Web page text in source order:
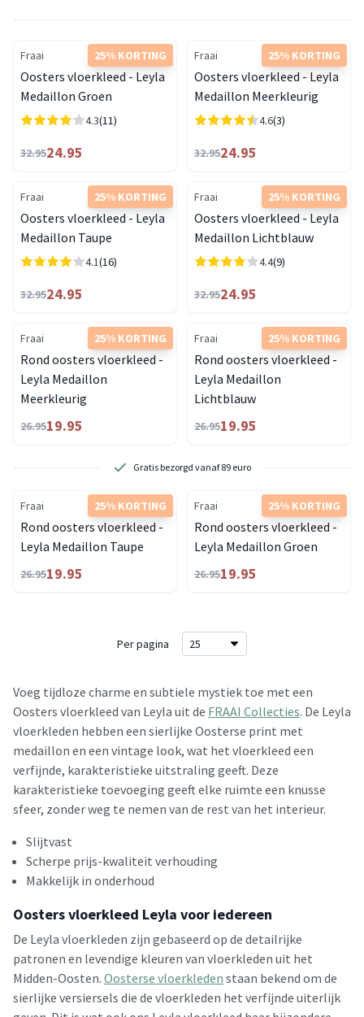
25% KORTING
Fraai
Oosters vloerkleed - Leyla
Medaillon Groen
4.3(11)
32.9524.95
25% KORTING
Fraai
Oosters vloerkleed - Leyla
Medaillon Meerkleurig
4.6(3)
32.9524.95
25% KORTING
Fraai
Oosters vloerkleed - Leyla
Medaillon Taupe
4.1(16)
32.9524.95
25% KORTING
Fraai
Oosters vloerkleed - Leyla
Medaillon Lichtblauw
4.4(9)
32.9524.95
25% KORTING
Fraai
Rond oosters vloerkleed -
Leyla Medaillon
Meerkleurig
26.9519.95
25% KORTING
Fraai
Rond oosters vloerkleed -
Leyla Medaillon
Lichtblauw
26.9519.95
Gratis bezorgd vanaf 89 euro
25% KORTING
Fraai
Rond oosters vloerkleed -
Leyla Medaillon Taupe
26.9519.95
25% KORTING
Fraai
Rond oosters vloerkleed -
Leyla Medaillon Groen
26.9519.95
Per pagina
Voeg tijdloze charme en subtiele mystiek toe met een
Oosters vloerkleed van Leyla uit de FRAAI Collecties. De Leyla
vloerkleden hebben een sierlijke Oosterse print met
medaillon en een vintage look, wat het vloerkleed een
verfijnde, karakteristieke uitstraling geeft. Deze
karakteristieke toevoeging geeft elke ruimte een knusse
sfeer, zonder weg te nemen van de rest van het interieur.
Slijtvast
Scherpe prijs-kwaliteit verhouding
Makkelijk in onderhoud
Oosters vloerkleed Leyla voor iedereen
De Leyla vloerkleden zijn gebaseerd op de detailrijke
patronen en levendige kleuren van vloerkleden uit het
Midden-Oosten. Oosterse vloerkleden staan bekend om de
sierlijke versiersels die de vloerkleden het verfijnde uiterlijk